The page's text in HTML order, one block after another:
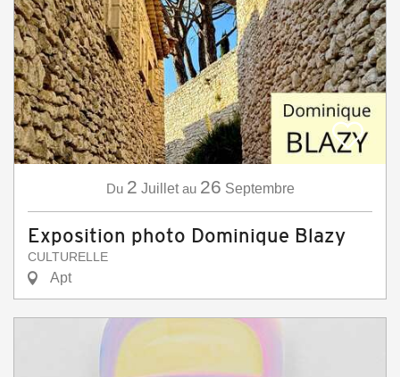
Du 2 Juillet au 26 Septembre
Exposition photo Dominique Blazy
CULTURELLE
Apt